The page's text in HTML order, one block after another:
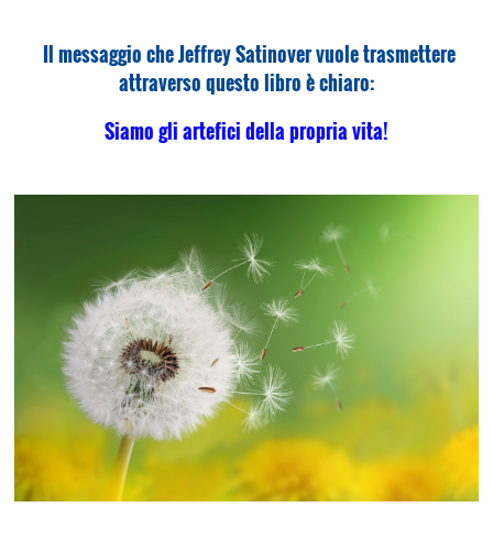
Il messaggio che Jeffrey Satinover vuole trasmettere
attraverso questo libro è chiaro:
Siamo gli artefici della propria vita!